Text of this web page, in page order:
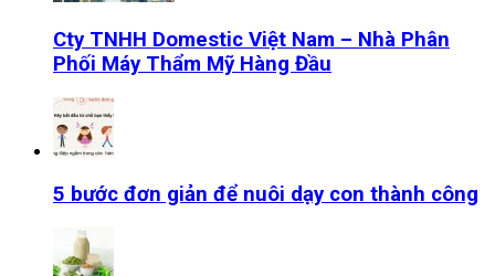
Cty TNHH Domestic Việt Nam – Nhà Phân
Phối Máy Thẩm Mỹ Hàng Đầu
5 bước đơn giản để nuôi dạy con thành công